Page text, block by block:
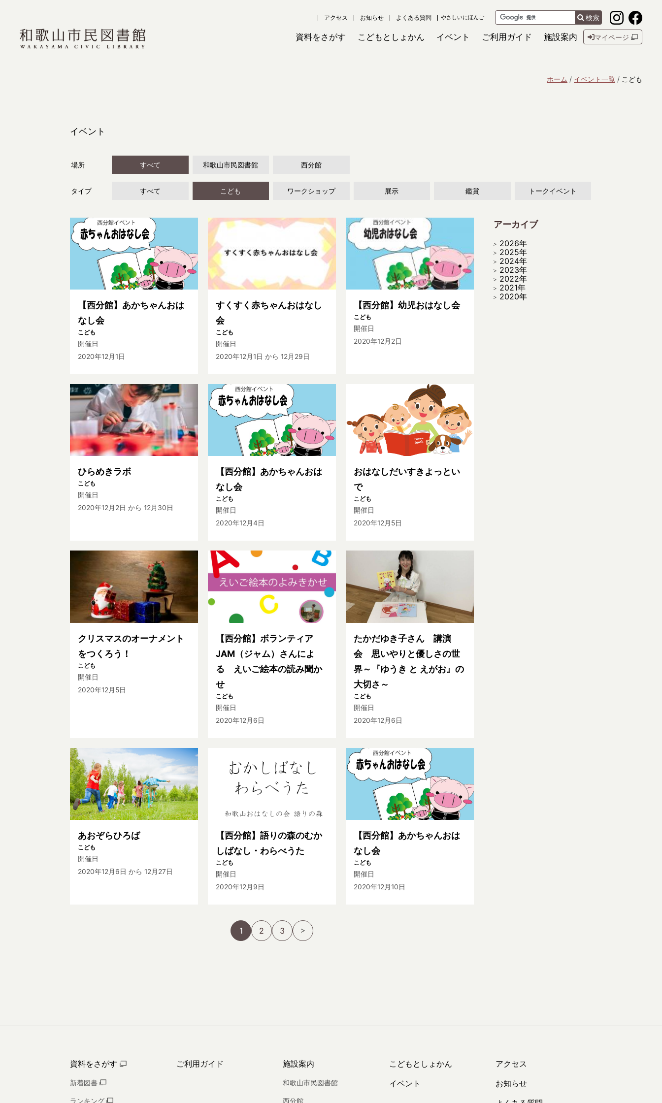
アクセス お知らせ よくある質問 やさしいにほんご 検索
資料をさがす こどもとしょかん イベント ご利用ガイド 施設案内 マイページ
ホーム イベント一覧 こども
イベント
場所 すべて 和歌山市民図書館 西分館
タイプ すべて こども ワークショップ 展示 鑑賞 トークイベント
【西分館】あかちゃんおは
なし会
こども
開催日
2020年12月1日
すくすく赤ちゃんおはなし
会
こども
開催日
2020年12月1日 から 12月29日
【西分館】幼児おはなし会
こども
開催日
2020年12月2日
ひらめきラボ
こども
開催日
2020年12月2日 から 12月30日
【西分館】あかちゃんおは
なし会
こども
開催日
2020年12月4日
おはなしだいすきよっとい
で
こども
開催日
2020年12月5日
クリスマスのオーナメント
をつくろう！
こども
開催日
2020年12月5日
【西分館】ボランティア
JAM（ジャム）さんによ
る えいご絵本の読み聞か
せ
こども
開催日
2020年12月6日
たかだゆき子さん 講演
会 思いやりと優しさの世
界～『ゆうき と えがお』の
大切さ～
こども
開催日
2020年12月6日
あおぞらひろば
こども
開催日
2020年12月6日 から 12月27日
【西分館】語りの森のむか
しばなし・わらべうた
こども
開催日
2020年12月9日
【西分館】あかちゃんおは
なし会
こども
開催日
2020年12月10日
1 2 3
アーカイブ
2026年
2025年
2024年
2023年
2022年
2021年
2020年
資料をさがす
新着図書
ランキング
ご利用ガイド 施設案内
和歌山市民図書館
西分館
こどもとしょかん
イベント
アクセス
お知らせ